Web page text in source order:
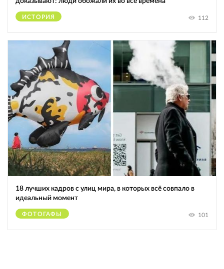
ИСТОРИЯ 112
18 лучших кадров с улиц мира, в которых всё совпало в
идеальный момент
ФОТОГАФЫ 101